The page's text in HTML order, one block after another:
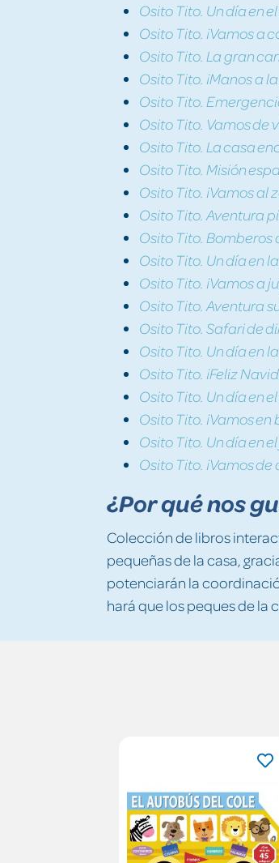
Osito Tito. Un día en
Osito Tito. ¡Vamos a
Osito Tito. La gran
Osito Tito. ¡Manos a
Osito Tito.
Osito Tito. Vamos de
Osito Tito. La casa
Osito Tito. Misión
Osito Tito. ¡Vamos al
Osito Tito. Aventura
Osito Tito. Bomberos
Osito Tito. Un día en
Osito Tito. ¡Vamos a
Osito Tito. Aventura
Osito Tito. Safari de
Osito Tito. Un día en
Osito Tito. ¡Feliz
Osito Tito. Un día en
Osito Tito. ¡Vamos en
Osito Tito. Un día en
Osito Tito. ¡Vamos
¿Por qué nos
Colección de libros
pequeñas de la casa,
potenciarán la
hará que los peques de la